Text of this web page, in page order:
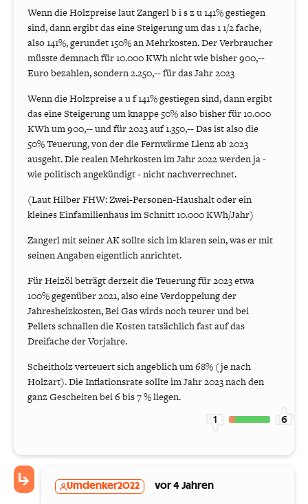
Wenn die Holzpreise laut Zangerl b i s z u 141% gestiegen
sind, dann ergibt das eine Steigerung um das 1 1/2 fache,
also 141%, gerundet 150% an Mehrkosten. Der Verbraucher
müsste demnach für 10.000 KWh nicht wie bisher 900,--
Euro bezahlen, sondern 2.250,-- für das Jahr 2023
Wenn die Holzpreise a u f 141% gestiegen sind, dann ergibt
das eine Steigerung um knappe 50% also bisher für 10.000
KWh um 900,-- und für 2023 auf 1.350,-- Das ist also die
50% Teuerung, von der die Fernwärme Lienz ab 2023
ausgeht. Die realen Mehrkosten im Jahr 2022 werden ja -
wie politisch angekündigt - nicht nachverrechnet.
(Laut Hilber FHW: Zwei-Personen-Haushalt oder ein
kleines Einfamilienhaus im Schnitt 10.000 KWh/Jahr)
Zangerl mit seiner AK sollte sich im klaren sein, was er mit
seinen Angaben eigentlich anrichtet.
Für Heizöl beträgt derzeit die Teuerung für 2023 etwa
100% gegenüber 2021, also eine Verdoppelung der
Jahresheizkosten, Bei Gas wirds noch teurer und bei
Pellets schnallen die Kosten tatsächlich fast auf das
Dreifache der Vorjahre.
Scheitholz verteuert sich angeblich um 68% (je nach
Holzart). Die Inflationsrate sollte im Jahr 2023 nach den
ganz Gescheiten bei 6 bis 7 % liegen.
1 6
Umdenker2022 vor 4 Jahren